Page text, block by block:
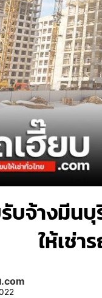
บจ้างมีนบุ
ให้เช่า
.com